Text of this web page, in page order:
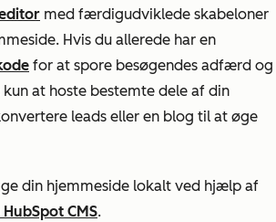
med færdigudviklede skabeloner
Hvis du allerede har en
for at spore besøgendes adfærd og
at hoste bestemte dele af din
leads eller en blog til at øge
din hjemmeside lokalt ved hjælp af
CMS.